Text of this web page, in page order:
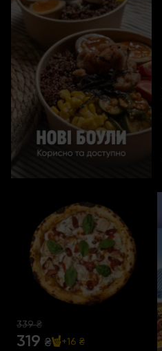
339 ₴
319 ₴ +16 ₴